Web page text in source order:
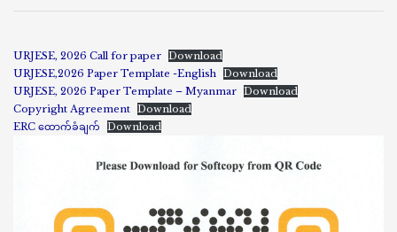
သိပ္ပံ
နှင့်
ပညာရပ်
ဆိုင်ရာ
သုတေသန
“University
URJESE, 2026 Call for paper Download
URJESE,2026 Paper Template -English Download
URJESE, 2026 Paper Template – Myanmar Download
Copyright Agreement Download
ERC ထောက်ခံချက်
Download